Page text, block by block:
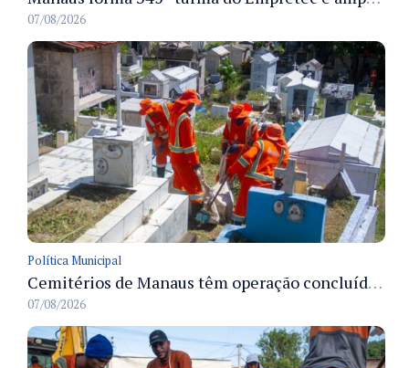
07/08/2026
Política Municipal
Cemitérios de Manaus têm operação concluída e estrutura pronta para receber famílias no Dia dos Pais
07/08/2026